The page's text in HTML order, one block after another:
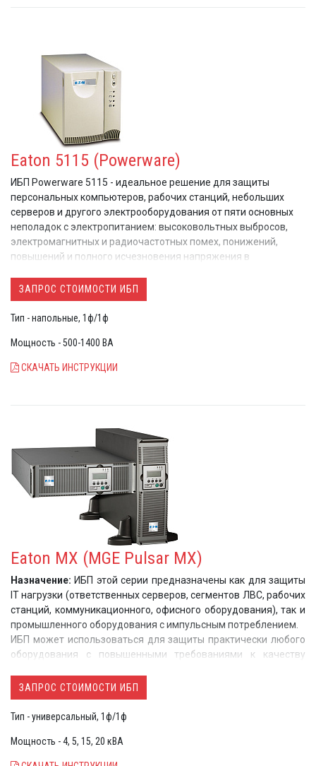
Eaton 5115 (Powerware)
ИБП Powerware 5115 - идеальное решение для защиты
персональных компьютеров, рабочих станций, небольших
серверов и другого электрооборудования от пяти основных
неполадок с электропитанием: высоковольтных выбросов,
электромагнитных и радиочастотных помех, понижений,
повышений и полного исчезновения напряжения в
ЗАПРОС СТОИМОСТИ ИБП
Тип - напольные, 1ф/1ф
Мощность - 500-1400 ВА
СКАЧАТЬ ИНСТРУКЦИИ
Eaton MX (MGE Pulsar MX)
Назначение: ИБП этой серии предназначены как для защиты
IT нагрузки (ответственных серверов, сегментов ЛВС, рабочих
станций, коммуникационного, офисного оборудования), так и
промышленного оборудования с импульсным потреблением.
ИБП может использоваться для защиты практически любого
оборудования с повышенными требованиями к качеству
ЗАПРОС СТОИМОСТИ ИБП
Тип - универсальный, 1ф/1ф
Мощность - 4, 5, 15, 20 кВА